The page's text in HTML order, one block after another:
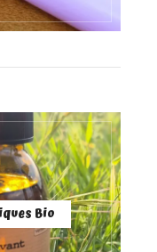
Bio